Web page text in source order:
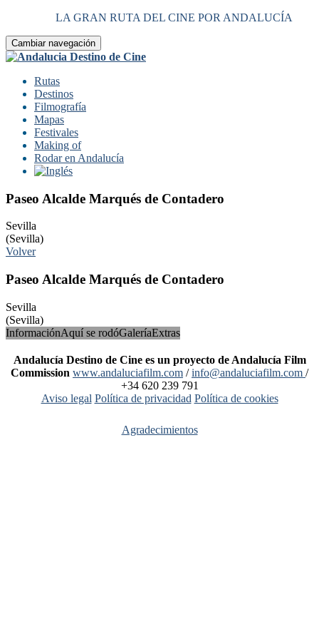
LA GRAN RUTA DEL CINE POR ANDALUCÍA
Cambiar navegación
Rutas
Destinos
Filmografía
Mapas
Festivales
Making of
Rodar en Andalucía
Paseo Alcalde Marqués de Contadero
Sevilla
(Sevilla)
Volver
Paseo Alcalde Marqués de Contadero
Sevilla
(Sevilla)
InformaciónAquí se rodóGaleríaExtras
Andalucía Destino de Cine es un proyecto de Andalucía Film
Commission www.andaluciafilm.com /info@andaluciafilm.com /
+34 620 239 791
Aviso legal Política de privacidad Política de cookies
Agradecimientos